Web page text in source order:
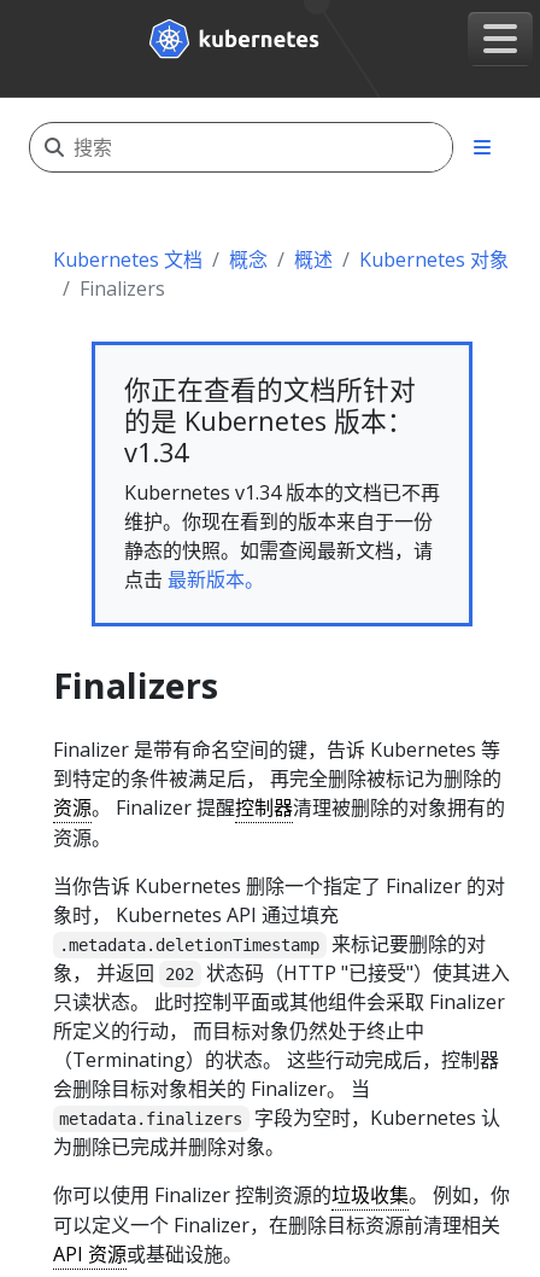
Kubernetes 文档 概念 概述
Kubernetes 对象
Finalizers
你正在查看的文档所针对
的是 Kubernetes 版本：
v1.34
Kubernetes v1.34 版本的文档已不再
维护。你现在看到的版本来自于一份
静态的快照。如需查阅最新文档，请
点击 最新版本。
Finalizers
Finalizer 是带有命名空间的键，告诉 Kubernetes 等
到特定的条件被满足后， 再完全删除被标记为删除的
资源。 Finalizer 提醒控制器清理被删除的对象拥有的
资源。
当你告诉 Kubernetes 删除一个指定了 Finalizer 的对
象时， Kubernetes API 通过填充
.metadata.deletionTimestamp
来标记要删除的对
象， 并返回
202
状态码（HTTP "已接受"）使其进入
只读状态。 此时控制平面或其他组件会采取 Finalizer
所定义的行动， 而目标对象仍然处于终止中
（Terminating）的状态。 这些行动完成后，控制器
会删除目标对象相关的 Finalizer。 当
metadata.finalizers
字段为空时，Kubernetes 认
为删除已完成并删除对象。
你可以使用 Finalizer 控制资源的垃圾收集。 例如，你
可以定义一个 Finalizer，在删除目标资源前清理相关
API 资源或基础设施。